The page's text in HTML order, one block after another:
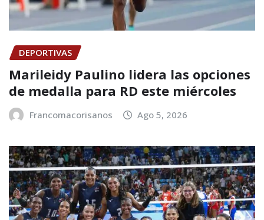
DEPORTIVAS
Marileidy Paulino lidera las opciones
de medalla para RD este miércoles
Francomacorisanos Ago 5, 2026